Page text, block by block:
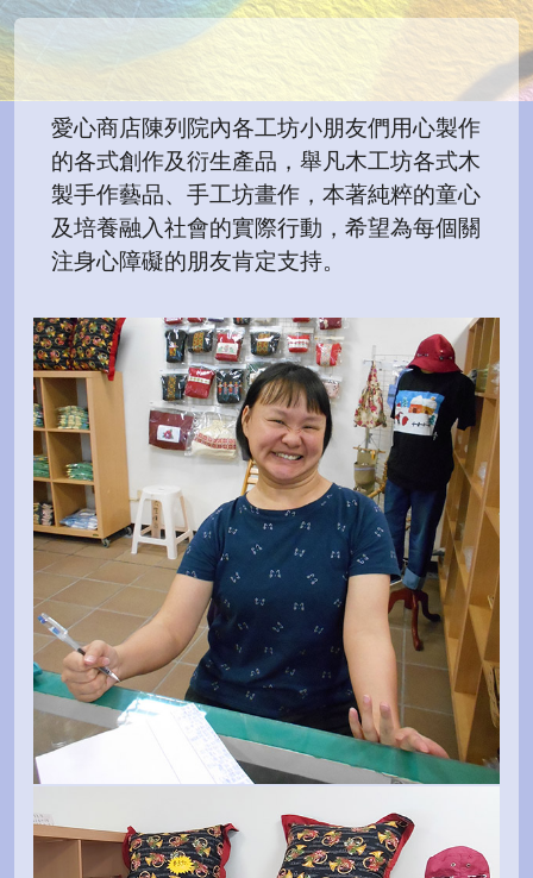
愛心商店陳列院內各工坊小朋友們用心製作
的各式創作及衍生產品，舉凡木工坊各式木
製手作藝品、手工坊畫作，本著純粹的童心
及培養融入社會的實際行動，希望為每個關
注身心障礙的朋友肯定支持。